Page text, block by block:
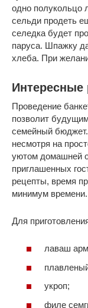
одно полукольцо
сельди продеть
селедка будет
паруса. Шпажку
хлеба. При
Интересные
Проведение
позволит
семейный
несмотря на
уютом домашней
приглашенных
рецепты, время
минимум
Для
лаваш
укроп;
филе